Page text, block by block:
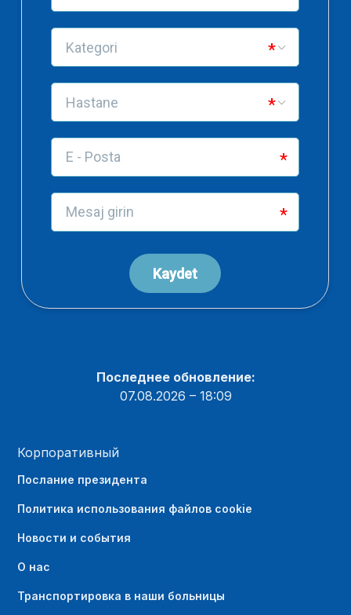
Последнее обновление:
07.08.2026 – 18:09
Корпоративный
Послание президента
Политика использования файлов cookie
Новости и события
О нас
Транспортировка в наши больницы